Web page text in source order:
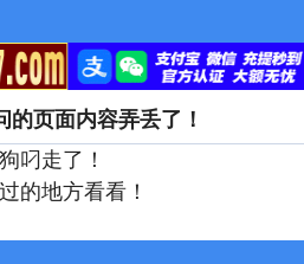
的页面内容弄丢了！
叼走了！
的地方看看！